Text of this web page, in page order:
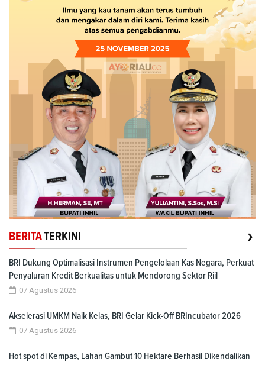
BERITATERKINI ›
BRI Dukung Optimalisasi Instrumen Pengelolaan Kas Negara, Perkuat
Penyaluran Kredit Berkualitas untuk Mendorong Sektor Riil
07 Agustus 2026
Akselerasi UMKM Naik Kelas, BRI Gelar Kick-Off BRIncubator 2026
07 Agustus 2026
Hot spot di Kempas, Lahan Gambut 10 Hektare Berhasil Dikendalikan